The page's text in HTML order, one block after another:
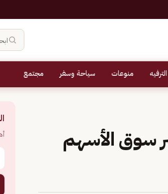
الترفيه منوعات سياحة وسفر مجتمع
مؤشر سوق الأسهم